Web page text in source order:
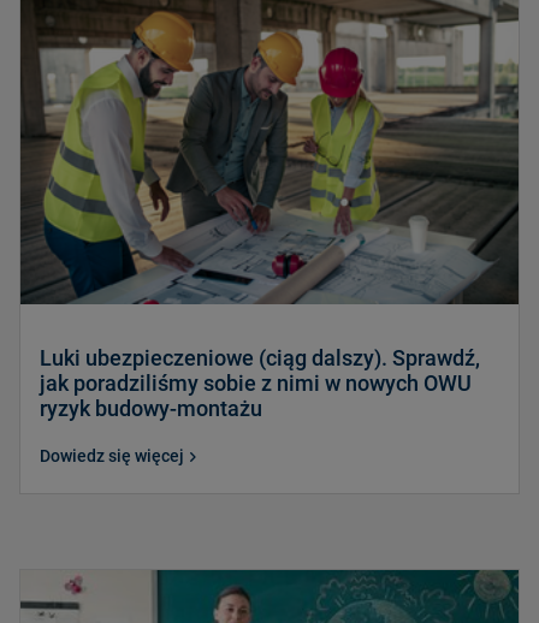
Luki ubezpieczeniowe (ciąg dalszy). Sprawdź,
jak poradziliśmy sobie z nimi w nowych OWU
ryzyk budowy-montażu
Dowiedz się więcej